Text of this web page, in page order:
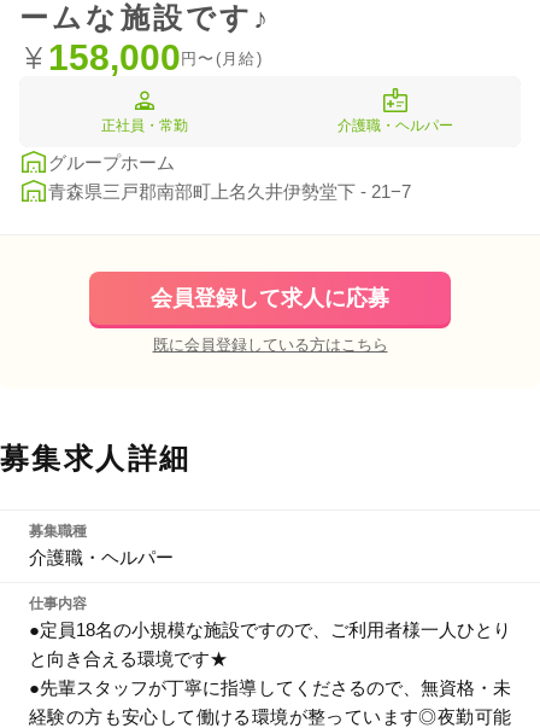
ームな施設です♪
158,000円〜(月給)
正社員・常勤 介護職・ヘルパー
グループホーム
青森県三戸郡南部町上名久井伊勢堂下 - 21−7
会員登録して求人に応募
既に会員登録している方はこちら
募集求人詳細
募集職種
介護職・ヘルパー
仕事内容
●定員18名の小規模な施設ですので、ご利用者様一人ひとり
と向き合える環境です★
●先輩スタッフが丁寧に指導してくださるので、無資格・未
経験の方も安心して働ける環境が整っています◎夜勤可能